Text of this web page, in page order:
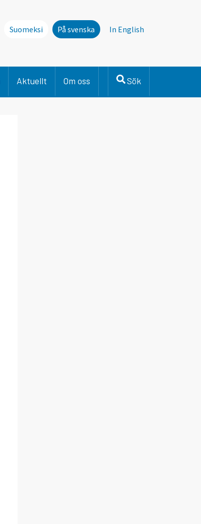
Suomeksi På svenska In English
Aktuellt Om oss Sök